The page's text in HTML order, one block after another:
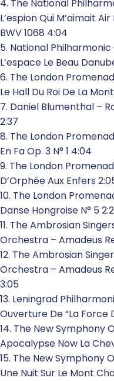
4. The National
L’espion Qui M’aimait
BWV 1068 4:04
5. National Philharmonic
L’espace Le Beau
6. The London
Le Hall Du Roi De La
7. Daniel Blumenthal –
2:37
8. The London
En Fa Op. 3 N° 1 4:04
9. The London
D’Orphée Aux Enfers
10. The London
Danse Hongroise N° 5
11. The Ambrosian
Orchestra – Amadeus
12. The Ambrosian
Orchestra – Amadeus
3:05
13. Leningrad
Ouverture De “La Force
14. The New Symphony
Apocalypse Now La
15. The New Symphony
Une Nuit Sur Le Mont